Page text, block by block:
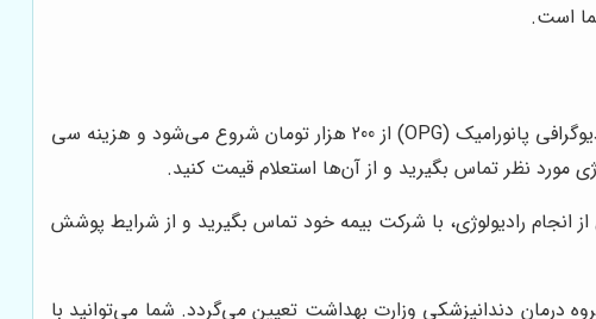
است.
هزینه انجام رادیولوژی دندان در سعادت آباد، بسته به نوع تصویربرداری و مرکز رادیولوژی متفاوت است. به طور کلی، هزینه رادیوگرافی پانورامیک (OPG) از 200 هزار تومان شروع می‌شود و هزینه سی
انجام رادیولوژی، با شرکت بیمه خود تماس بگیرید و از شرایط پوشش
درمان دندانپزشکی وزارت بهداشت تعیین می‌گردد. شما می‌توانید با